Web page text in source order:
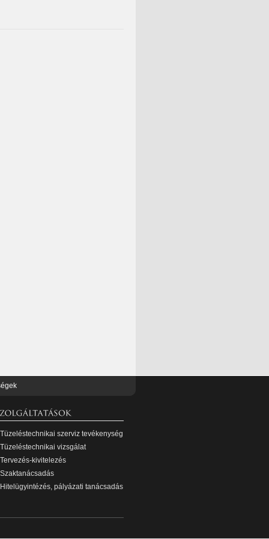
Tüzeléstechnikai szerviz tevékenység
Tüzeléstechnikai vizsgálat
Tervezés-kivitelezés
Szaktanácsadás
Hitelügyintézés, pályázati tanácsadás